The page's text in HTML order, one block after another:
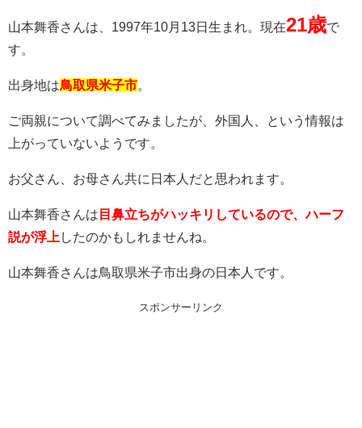
山本舞香さんは、1997年10月13日生まれ。現在21歳で
す。
出身地は鳥取県米子市。
ご両親について調べてみましたが、外国人、という情報は
上がっていないようです。
お父さん、お母さん共に日本人だと思われます。
山本舞香さんは 目鼻立ちがハッキリしているので、ハーフ
説が浮上 したのかもしれませんね。
山本舞香さんは鳥取県米子市出身の日本人です。
スポンサーリンク